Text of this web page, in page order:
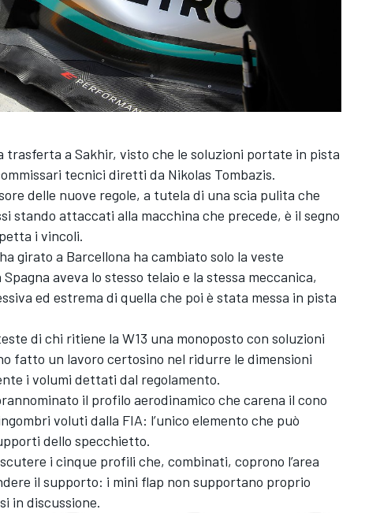
trasferta a Sakhir, visto che le soluzioni portate in pista
tecnici diretti da Nikolas Tombazis.
delle nuove regole, a tutela di una scia pulita che
stando attaccati alla macchina che precede, è il segno
i vincoli.
girato a Barcellona ha cambiato solo la veste
aveva lo stesso telaio e la stessa meccanica,
ed estrema di quella che poi è stata messa in pista
di chi ritiene la W13 una monoposto con soluzioni
fatto un lavoro certosino nel ridurre le dimensioni
i volumi dettati dal regolamento.
il profilo aerodinamico che carena il cono
voluti dalla FIA: l’unico elemento che può
dello specchietto.
i cinque profili che, combinati, coprono l’area
il supporto: i mini flap non supportano proprio
in discussione.